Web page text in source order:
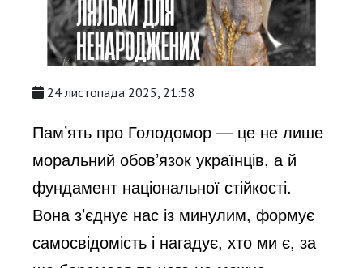
24 листопада 2025, 21:58
Пам’ять про Голодомор — це не лише
моральний обов’язок українців, а й
фундамент національної стійкості.
Вона з’єднує нас із минулим, формує
самосвідомість і нагадує, хто ми є, за